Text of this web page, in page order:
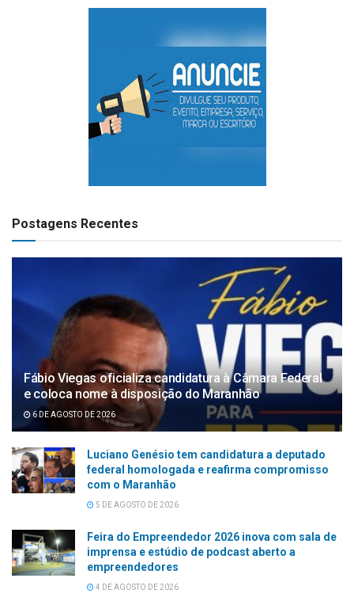
Postagens Recentes
Fábio Viegas oficializa candidatura à Câmara Federal
e coloca nome à disposição do Maranhão
6 DE AGOSTO DE 2026
Luciano Genésio tem candidatura a deputado
federal homologada e reafirma compromisso
com o Maranhão
5 DE AGOSTO DE 2026
Feira do Empreendedor 2026 inova com sala de
imprensa e estúdio de podcast aberto a
empreendedores
4 DE AGOSTO DE 2026